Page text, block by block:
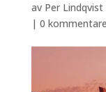
av Per Lindqvist
| 0